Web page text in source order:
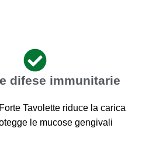
difese immunitarie
Tavolette riduce la carica
le mucose gengivali